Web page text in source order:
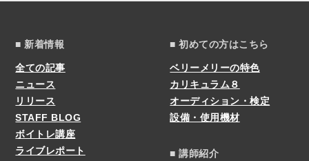
■ 新着情報
全ての記事
ニュース
リリース
STAFF BLOG
ボイトレ講座
ライブレポート
■ 初めての方はこちら
ベリーメリーの特色
カリキュラム８
オーディション・検定
設備・使用機材
■ 講師紹介